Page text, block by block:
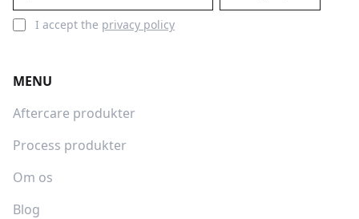
I accept the privacy policy
MENU
Aftercare produkter
Process produkter
Om os
Blog